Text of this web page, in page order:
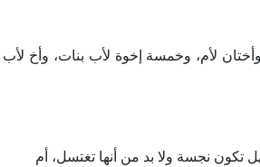
لأم، وخمسة إخوة لأب بنات، وأخ لأب
تكون نجسة ولا بد من أنها تغتسل، أم